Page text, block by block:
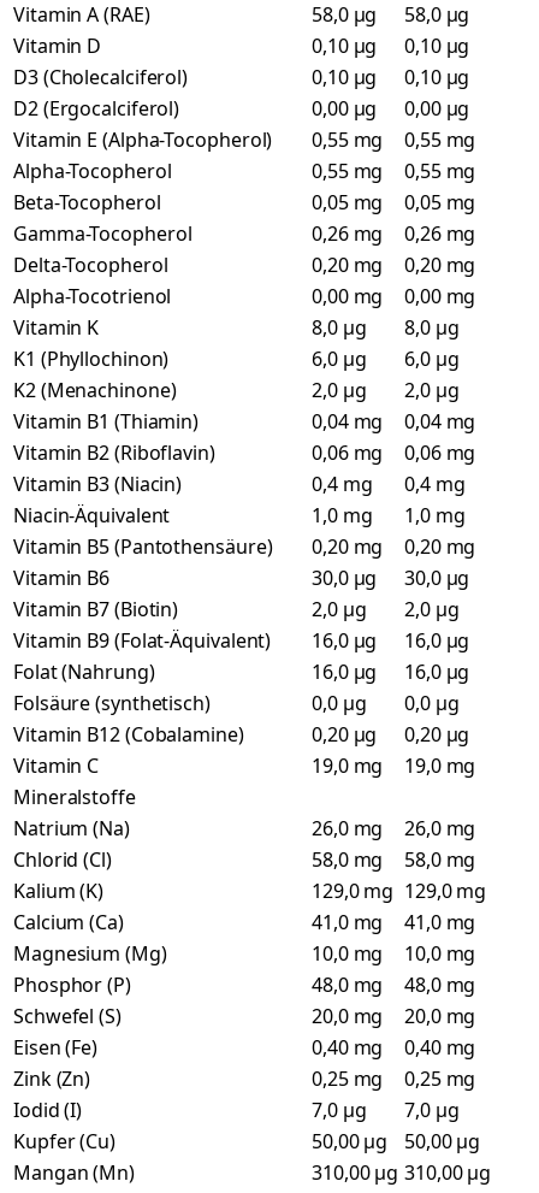
Vitamin A (RAE)
58,0 µg
58,0 µg
Vitamin D
0,10 µg
0,10 µg
D3 (Cholecalciferol)
0,10 µg
0,10 µg
D2 (Ergocalciferol)
0,00 µg
0,00 µg
Vitamin E (Alpha-Tocopherol)
0,55 mg
0,55 mg
Alpha-Tocopherol
0,55 mg
0,55 mg
Beta-Tocopherol
0,05 mg
0,05 mg
Gamma-Tocopherol
0,26 mg
0,26 mg
Delta-Tocopherol
0,20 mg
0,20 mg
Alpha-Tocotrienol
0,00 mg
0,00 mg
Vitamin K
8,0 µg
8,0 µg
K1 (Phyllochinon)
6,0 µg
6,0 µg
K2 (Menachinone)
2,0 µg
2,0 µg
Vitamin B1 (Thiamin)
0,04 mg
0,04 mg
Vitamin B2 (Riboflavin)
0,06 mg
0,06 mg
Vitamin B3 (Niacin)
0,4 mg
0,4 mg
Niacin-Äquivalent
1,0 mg
1,0 mg
Vitamin B5 (Pantothensäure)
0,20 mg
0,20 mg
Vitamin B6
30,0 µg
30,0 µg
Vitamin B7 (Biotin)
2,0 µg
2,0 µg
Vitamin B9 (Folat-Äquivalent)
16,0 µg
16,0 µg
Folat (Nahrung)
16,0 µg
16,0 µg
Folsäure (synthetisch)
0,0 µg
0,0 µg
Vitamin B12 (Cobalamine)
0,20 µg
0,20 µg
Vitamin C
19,0 mg
19,0 mg
Mineralstoffe
Natrium (Na)
26,0 mg
26,0 mg
Chlorid (Cl)
58,0 mg
58,0 mg
Kalium (K)
129,0 mg 129,0 mg
Calcium (Ca)
41,0 mg
41,0 mg
Magnesium (Mg)
10,0 mg
10,0 mg
Phosphor (P)
48,0 mg
48,0 mg
Schwefel (S)
20,0 mg
20,0 mg
Eisen (Fe)
0,40 mg
0,40 mg
Zink (Zn)
0,25 mg
0,25 mg
Iodid (I)
7,0 µg
7,0 µg
Kupfer (Cu)
50,00 µg
50,00 µg
Mangan (Mn)
310,00 µg 310,00 µg